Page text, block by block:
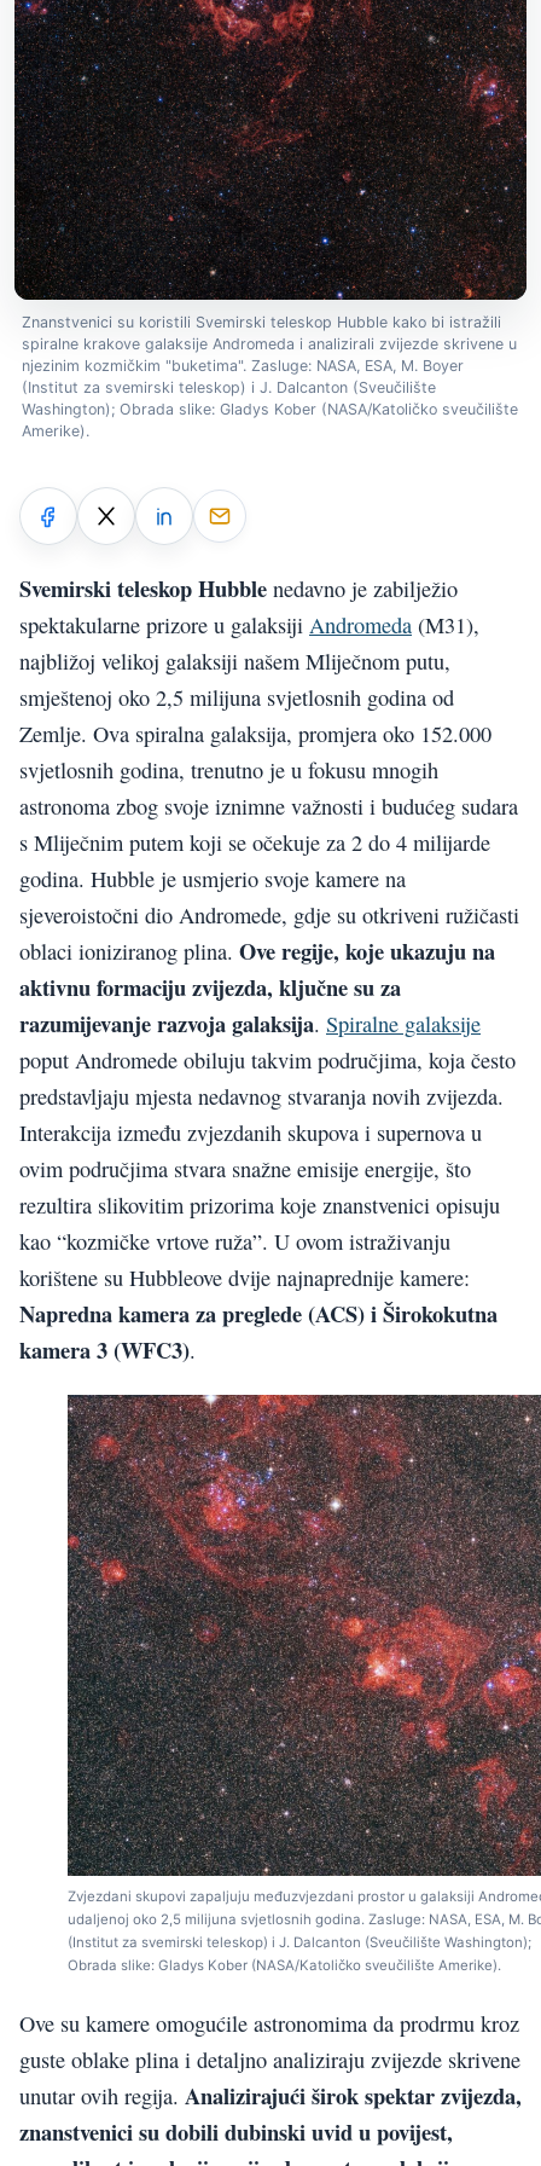
Znanstvenici su koristili Svemirski teleskop Hubble kako bi istražili
spiralne krakove galaksije Andromeda i analizirali zvijezde skrivene u
njezinim kozmičkim "buketima". Zasluge: NASA, ESA, M. Boyer
(Institut za svemirski teleskop) i J. Dalcanton (Sveučilište
Washington); Obrada slike: Gladys Kober (NASA/Katoličko sveučilište
Amerike).
Svemirski teleskop Hubble nedavno je zabilježio
spektakularne prizore u galaksiji Andromeda (M31),
najbližoj velikoj galaksiji našem Mliječnom putu,
smještenoj oko 2,5 milijuna svjetlosnih godina od
Zemlje. Ova spiralna galaksija, promjera oko 152.000
svjetlosnih godina, trenutno je u fokusu mnogih
astronoma zbog svoje iznimne važnosti i budućeg sudara
s Mliječnim putem koji se očekuje za 2 do 4 milijarde
godina. Hubble je usmjerio svoje kamere na
sjeveroistočni dio Andromede, gdje su otkriveni ružičasti
oblaci ioniziranog plina. Ove regije, koje ukazuju na
aktivnu formaciju zvijezda, ključne su za
razumijevanje razvoja galaksija. Spiralne galaksije
poput Andromede obiluju takvim područjima, koja često
predstavljaju mjesta nedavnog stvaranja novih zvijezda.
Interakcija između zvjezdanih skupova i supernova u
ovim područjima stvara snažne emisije energije, što
rezultira slikovitim prizorima koje znanstvenici opisuju
kao “kozmičke vrtove ruža”. U ovom istraživanju
korištene su Hubbleove dvije najnaprednije kamere:
Napredna kamera za preglede (ACS) i Širokokutna
kamera 3 (WFC3).
Zvjezdani skupovi zapaljuju međuzvjezdani prostor u galaksiji
udaljenoj oko 2,5 milijuna svjetlosnih godina. Zasluge: NASA, ESA, M.
(Institut za svemirski teleskop) i J. Dalcanton (Sveučilište Washington);
Obrada slike: Gladys Kober (NASA/Katoličko sveučilište Amerike).
Ove su kamere omogućile astronomima da prodrmu kroz
guste oblake plina i detaljno analiziraju zvijezde skrivene
unutar ovih regija. Analizirajući širok spektar zvijezda,
znanstvenici su dobili dubinski uvid u povijest,